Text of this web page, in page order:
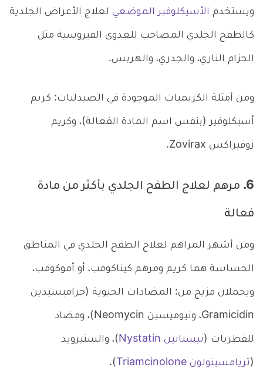
ويستخدم الأسيكلوفير الموضعي لعلاج الأعراض الجلدية
كالطفح الجلدي المصاحب للعدوى الفيروسية مثل
الحزام الناري، والجدري، والهربس.
ومن أمثلة الكريميات الموجودة في الصيدليات: كريم
أسيكلوفير (بنفس اسم المادة الفعالة)، وكريم
زوفيراكس Zovirax.
6. مرهم لعلاج الطفح الجلدي بأكثر من مادة
فعالة
ومن أشهر المراهم لعلاج الطفح الجلدي في المناطق
الحساسة هما كريم ومرهم كيناكومب، أو أموكومب،
ويحملان مزيج من: المضادات الحيوية (جراميسيدين
Gramicidin، ونيوميسين Neomycin)، ومضاد
للفطريات (نيستاتين Nystatin )، والستيرويد
(تريامسينولون Triamcinolone ).